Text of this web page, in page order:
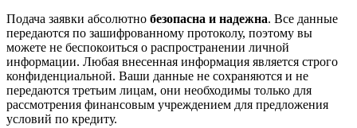
Подача заявки абсолютно безопасна и надежна. Все данные
передаются по зашифрованному протоколу, поэтому вы
можете не беспокоиться о распространении личной
информации. Любая внесенная информация является строго
конфиденциальной. Ваши данные не сохраняются и не
передаются третьим лицам, они необходимы только для
рассмотрения финансовым учреждением для предложения
условий по кредиту.